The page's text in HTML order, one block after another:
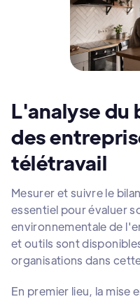
L'analyse du
des
télétravail
Mesurer et suivre le
essentiel pour évaluer
environnementale de
et outils sont
organisations dans
En premier lieu, la mise